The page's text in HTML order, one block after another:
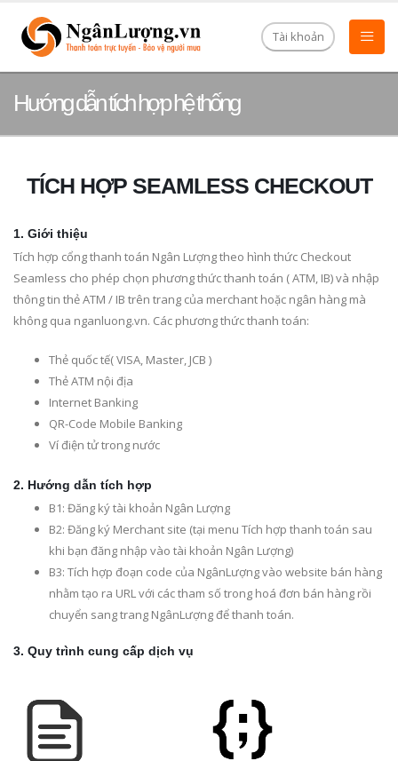
Tài khoản
Hướng dẫn tích hợp hệ thống
TÍCH HỢP SEAMLESS CHECKOUT
1. Giới thiệu
Tích hợp cổng thanh toán Ngân Lượng theo hình thức Checkout
Seamless cho phép chọn phương thức thanh toán ( ATM, IB) và nhập
thông tin thẻ ATM / IB trên trang của merchant hoặc ngân hàng mà
không qua nganluong.vn. Các phương thức thanh toán:
Thẻ quốc tế( VISA, Master, JCB )
Thẻ ATM nội địa
Internet Banking
QR-Code Mobile Banking
Ví điện tử trong nước
2. Hướng dẫn tích hợp
B1: Đăng ký tài khoản Ngân Lượng
B2: Đăng ký Merchant site (tại menu Tích hợp thanh toán sau
khi bạn đăng nhập vào tài khoản Ngân Lượng)
B3: Tích hợp đoạn code của NgânLượng vào website bán hàng
nhằm tạo ra URL với các tham số trong hoá đơn bán hàng rồi
chuyển sang trang NgânLượng để thanh toán.
3. Quy trình cung cấp dịch vụ